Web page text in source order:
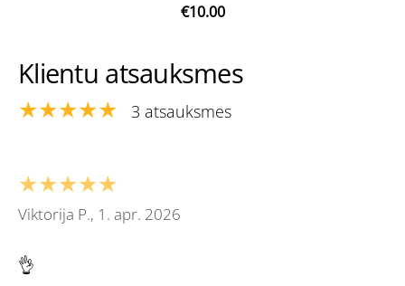
€10.00
Klientu atsauksmes
★★★★★ 3 atsauksmes
★★★★★
Viktorija P., 1. apr. 2026
👌